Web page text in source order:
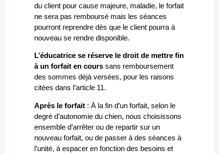
du client pour cause majeure, maladie, le forfait
ne sera pas remboursé mais les séances
pourront reprendre dès que le client pourra à
nouveau se rendre disponible.
L’éducatrice se réserve le droit de mettre fin
à un forfait en cours sans remboursement
des sommes déjà versées, pour les raisons
citées dans l’article 11.
Après le forfait : À la fin d’un forfait, selon le
degré d’autonomie du chien, nous choisissons
ensemble d’arrêter ou de repartir sur un
nouveau forfait, ou de passer à des séances à
l’unité, à espacer en fonction des besoins et